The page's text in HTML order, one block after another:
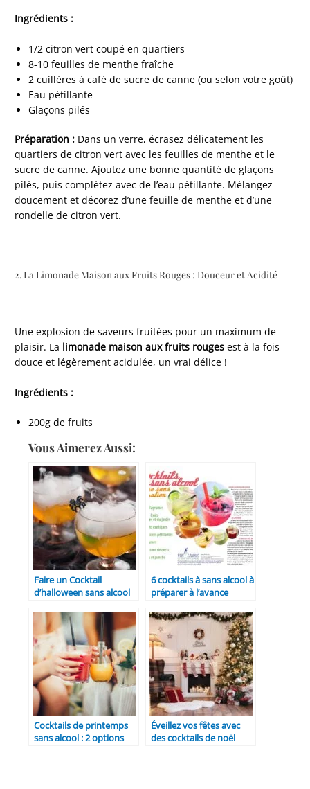
Ingrédients :
1/2 citron vert coupé en quartiers
8-10 feuilles de menthe fraîche
2 cuillères à café de sucre de canne (ou selon votre goût)
Eau pétillante
Glaçons pilés
Préparation : Dans un verre, écrasez délicatement les
quartiers de citron vert avec les feuilles de menthe et le
sucre de canne. Ajoutez une bonne quantité de glaçons
pilés, puis complétez avec de l’eau pétillante. Mélangez
doucement et décorez d’une feuille de menthe et d’une
rondelle de citron vert.
2. La Limonade Maison aux Fruits Rouges : Douceur et Acidité
Une explosion de saveurs fruitées pour un maximum de
plaisir. La limonade maison aux fruits rouges est à la fois
douce et légèrement acidulée, un vrai délice !
Ingrédients :
200g de fruits
Vous Aimerez Aussi:
Faire un Cocktail
d’halloween sans alcool
6 cocktails à sans alcool à
préparer à l’avance
Cocktails de printemps
sans alcool : 2 options
Éveillez vos fêtes avec
des cocktails de noël